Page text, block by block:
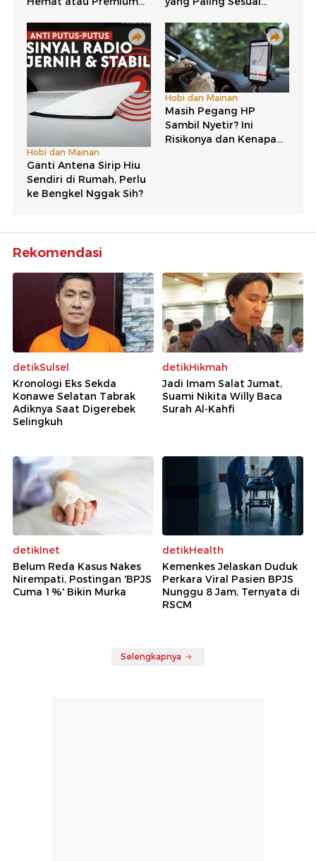
Rekomendasi
detikSulsel
Kronologi Eks Sekda
Konawe Selatan Tabrak
Adiknya Saat Digerebek
Selingkuh
detikHikmah
Jadi Imam Salat Jumat,
Suami Nikita Willy Baca
Surah Al-Kahfi
detikInet
Belum Reda Kasus Nakes
Nirempati, Postingan 'BPJS
Cuma 1%' Bikin Murka
detikHealth
Kemenkes Jelaskan Duduk
Perkara Viral Pasien BPJS
Nunggu 8 Jam, Ternyata di
RSCM
Selengkapnya